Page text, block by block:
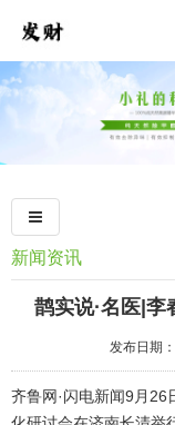
新闻资讯
鹊实说·名医|
发布日期
齐鲁网·闪电新闻9月26